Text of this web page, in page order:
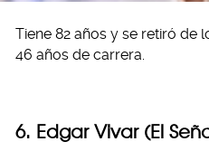
Tiene 82 años y se retiró de
46 años de carrera.
6. Edgar Vivar (El